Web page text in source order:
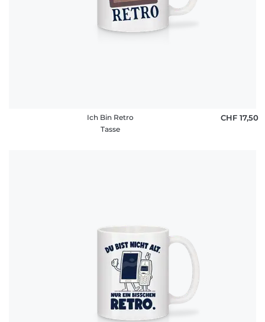
Ich Bin Retro
Tasse
CHF 17,50